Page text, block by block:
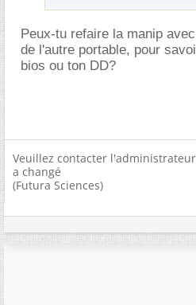
Peux-tu refaire la manip
de l'autre portable, pour
bios ou ton DD?
Veuillez contacter
a changé
(Futura Sciences)